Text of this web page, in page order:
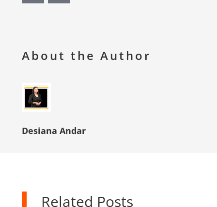
About the Author
Desiana Andar
Related Posts